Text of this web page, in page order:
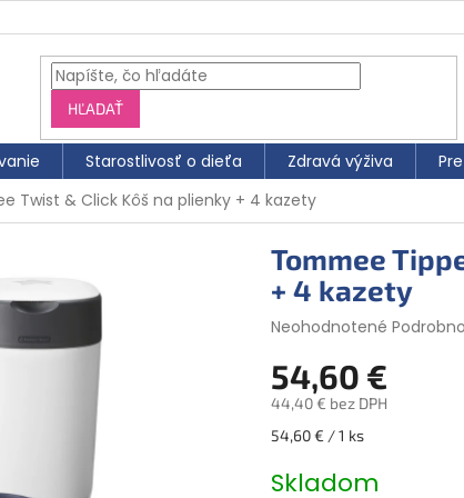
HĽADAŤ
Starostlivosť o dieťa Zdravá výživa
Twist & Click Kôš na plienky + 4 kazety
Tommee
+ 4 kazety
Priemerné
produktu
je
0,0
z
hviezdičiek.
Neohodnotené
54,60 €
44,40 € bez DPH
Jednotková
54,60 € / 1 ks
Skladom